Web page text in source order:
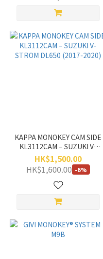
KAPPA MONOKEY CAM SIDE
KL3112CAM – SUZUKI V-
STROM DL650 (2017-2020)
HK$1,500.00
HK$1,600.00 -6%